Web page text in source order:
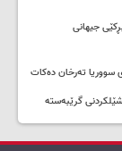
فینالیستی پێشبڕکێی جیهانی
گرێبەستە